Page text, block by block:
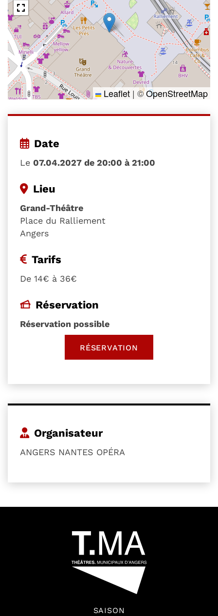
Leaflet | ©OpenStreetMap
Date
Le 07.04.2027 de 20:00 à 21:00
Lieu
Grand-Théâtre
Place du Ralliement
Angers
Tarifs
De 14€ à 36€
Réservation
Réservation possible
RÉSERVATION, OUVRE UNE NOUVELLE
Organisateur
ANGERS NANTES OPÉRA
SAISON